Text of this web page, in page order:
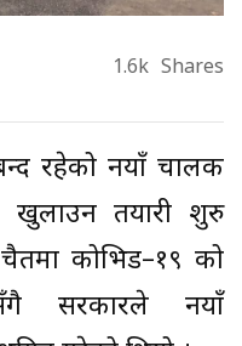
1.6k Shares
रहेको नयाँ चालक
खुलाउन तयारी शुरु
कोभिड–१९ को
सरकारले नयाँ